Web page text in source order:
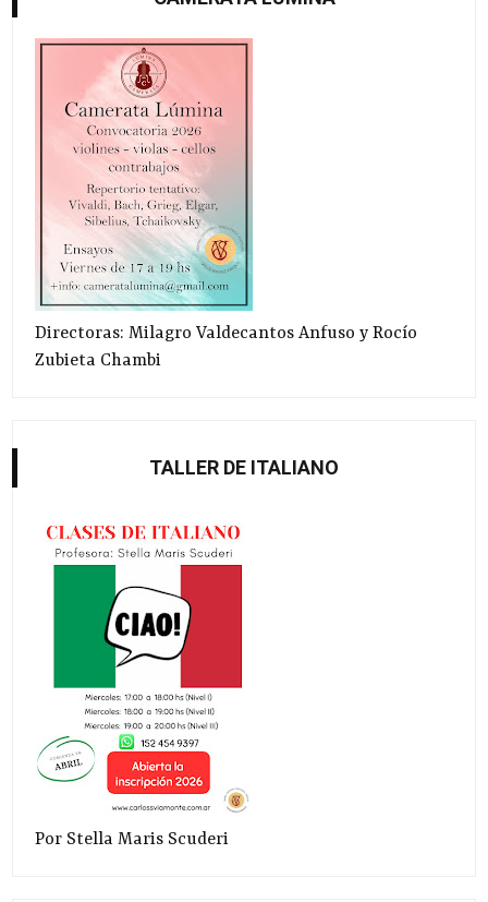
Directoras: Milagro Valdecantos Anfuso y Rocío
Zubieta Chambi
TALLER DE ITALIANO
Por Stella Maris Scuderi